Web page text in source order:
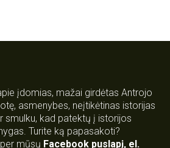
įdomias, mažai girdėtas Antrojo
asmenybes, neįtikėtinas istorijas
smulku, kad patektų į istorijos
Turite ką papasakoti?
mūsų Facebook puslapį, el.